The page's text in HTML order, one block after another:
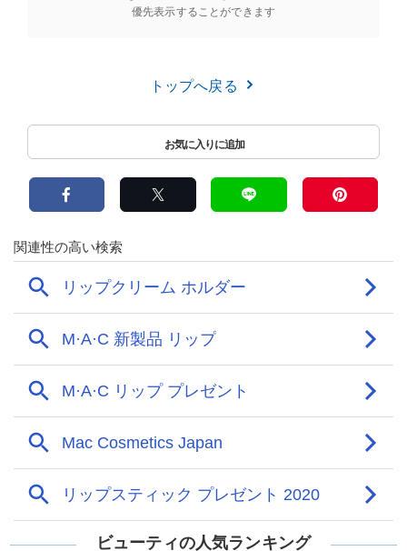
優先表示することができます
トップへ戻る
ビューティの人気ランキング